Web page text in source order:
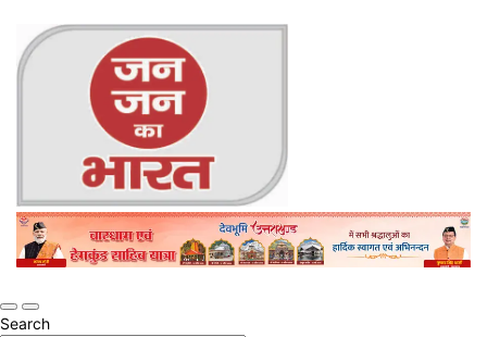
Jan Jan Ka Bharat
Online Trending Hindi News Website
Search